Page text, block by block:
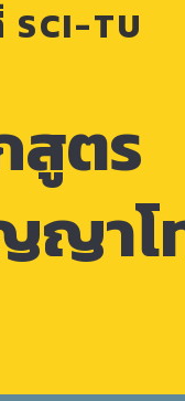
SCI-TU
สูตร
ญาโ